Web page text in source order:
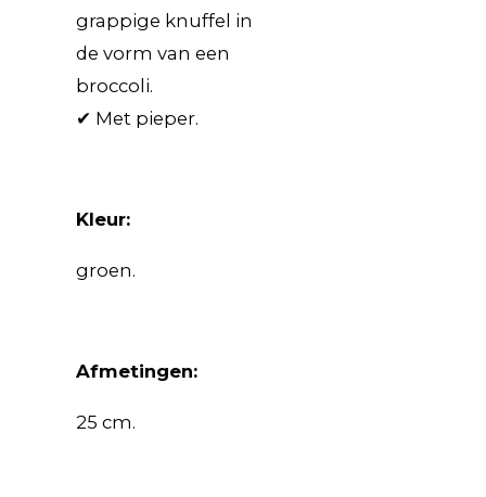
grappige knuffel in
de vorm van een
broccoli.
✔ Met pieper.
Kleur:
groen.
Afmetingen:
25 cm.